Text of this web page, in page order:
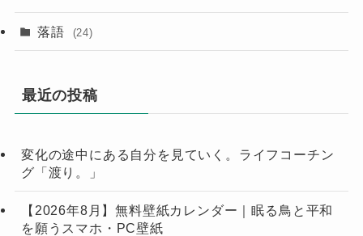
落語 (24)
最近の投稿
変化の途中にある自分を見ていく。ライフコーチン
グ「渡り。」
【2026年8月】無料壁紙カレンダー｜眠る鳥と平和
を願うスマホ・PC壁紙